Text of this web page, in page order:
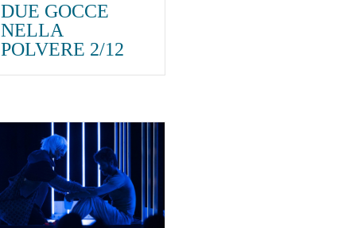
DUE GOCCE
NELLA
POLVERE 2/12